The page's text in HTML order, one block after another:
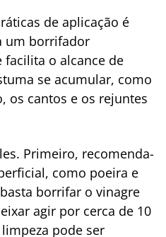
de aplicação é
um borrifador
facilita o alcance de
se acumular, como
os cantos e os rejuntes
Primeiro, recomenda-
como poeira e
borrifar o vinagre
agir por cerca de 10
pode ser